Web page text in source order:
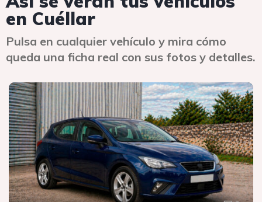
en Cuéllar
Pulsa en cualquier vehículo y mira cómo
queda una ficha real con sus fotos y detalles.